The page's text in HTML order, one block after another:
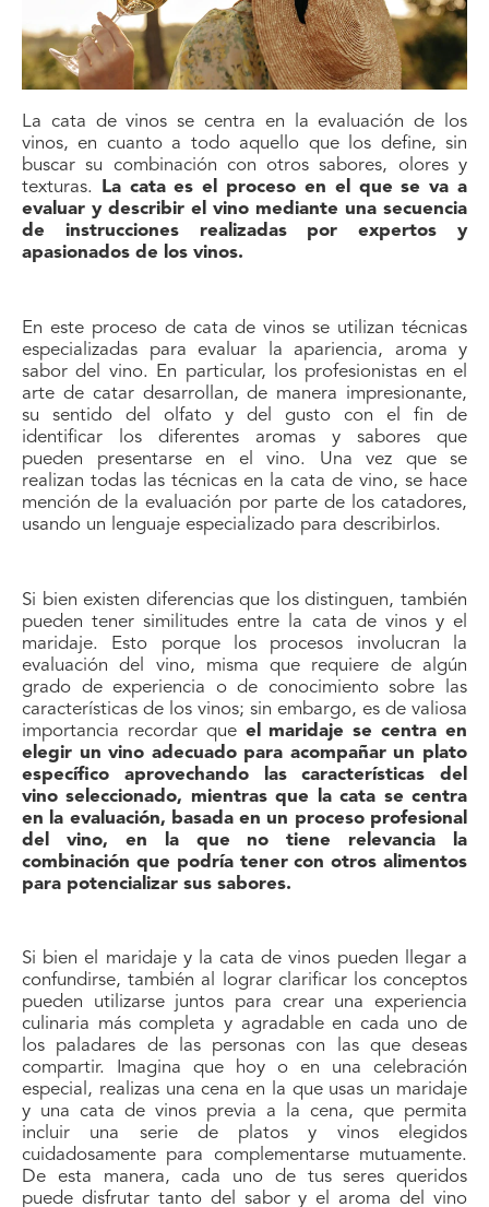
La cata de vinos se centra en la evaluación de los
vinos, en cuanto a todo aquello que los define, sin
buscar su combinación con otros sabores, olores y
texturas.
La cata es el proceso en el que se va a
evaluar y describir el vino mediante una secuencia
de instrucciones realizadas por expertos y
apasionados de los vinos.
En este proceso de cata de vinos se utilizan técnicas
especializadas para evaluar la apariencia, aroma y
sabor del vino. En particular, los profesionistas en el
arte de catar desarrollan, de manera impresionante,
su sentido del olfato y del gusto con el fin de
identificar los diferentes aromas y sabores que
pueden presentarse en el vino. Una vez que se
realizan todas las técnicas en la cata de vino, se hace
mención de la evaluación por parte de los catadores,
usando un lenguaje especializado para describirlos.
Si bien existen diferencias que los distinguen, también
pueden tener similitudes entre la cata de vinos y el
maridaje. Esto porque los procesos involucran la
evaluación del vino, misma que requiere de algún
grado de experiencia o de conocimiento sobre las
características de los vinos; sin embargo, es de valiosa
importancia recordar que el maridaje se centra en
elegir un vino adecuado para acompañar un plato
específico aprovechando las características del
vino seleccionado, mientras que la cata se centra
en la evaluación, basada en un proceso profesional
del vino, en la que no tiene relevancia la
combinación que podría tener con otros alimentos
para potencializar sus sabores.
Si bien el maridaje y la cata de vinos pueden llegar a
confundirse, también al lograr clarificar los conceptos
pueden utilizarse juntos para crear una experiencia
culinaria más completa y agradable en cada uno de
los paladares de las personas con las que deseas
compartir. Imagina que hoy o en una celebración
especial, realizas una cena en la que usas un maridaje
y una cata de vinos previa a la cena, que permita
incluir una serie de platos y vinos elegidos
cuidadosamente para complementarse mutuamente.
De esta manera, cada uno de tus seres queridos
puede disfrutar tanto del sabor y el aroma del vino